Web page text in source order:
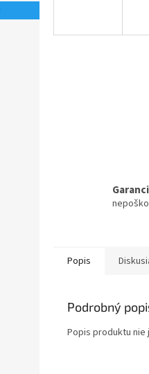
Popis
Podrobný
Popis produktu